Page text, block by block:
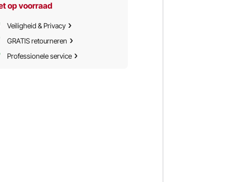
op voorraad
Veiligheid & Privacy
GRATIS retourneren
Professionele service